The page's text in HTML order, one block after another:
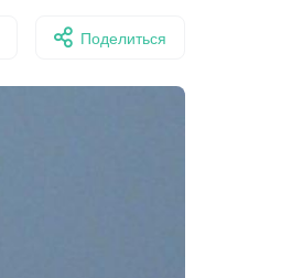
Поделиться